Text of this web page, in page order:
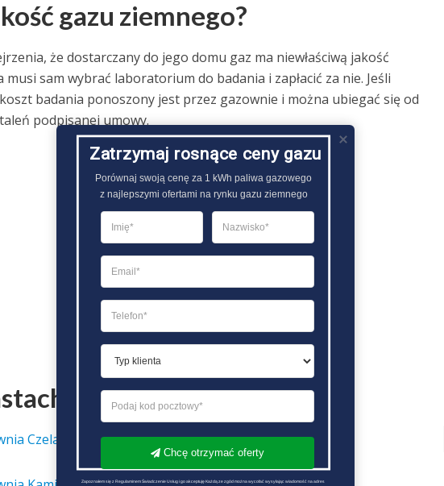
gazu ziemnego?
że dostarczany do jego domu gaz ma niewłaściwą jakość
sam wybrać laboratorium do badania i zapłacić za nie. Jeśli
badania ponoszony jest przez gazownie i można ubiegać się od
podpisanej umowy.
Czeladź Gazownia Lubowidz
Gazownia Otyń
Zatrzymaj rosnące ceny gazu
Porównaj swoją cenę za 1 kWh paliwa gazowego
z najlepszymi ofertami na rynku gazu ziemnego
Chcę otrzymać oferty
Zapoznałem się z Regulaminem Świadczenie Usług i go akceptuję Każdą ze zgód można wycofać wysyłając wiadomość na adres